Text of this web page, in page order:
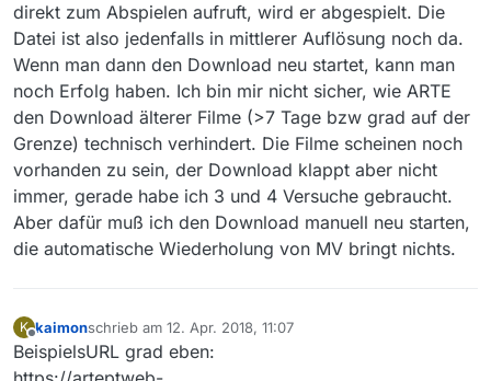
direkt zum Abspielen aufruft, wird er abgespielt. Die
Datei ist also jedenfalls in mittlerer Auflösung noch da.
Wenn man dann den Download neu startet, kann man
noch Erfolg haben. Ich bin mir nicht sicher, wie ARTE
den Download älterer Filme (>7 Tage bzw grad auf der
Grenze) technisch verhindert. Die Filme scheinen noch
vorhanden zu sein, der Download klappt aber nicht
immer, gerade habe ich 3 und 4 Versuche gebraucht.
Aber dafür muß ich den Download manuell neu starten,
die automatische Wiederholung von MV bringt nichts.
K
Offline
kaimonschrieb am 12. Apr. 2018, 11:07
zuletzt editiert von
BeispielsURL grad eben: